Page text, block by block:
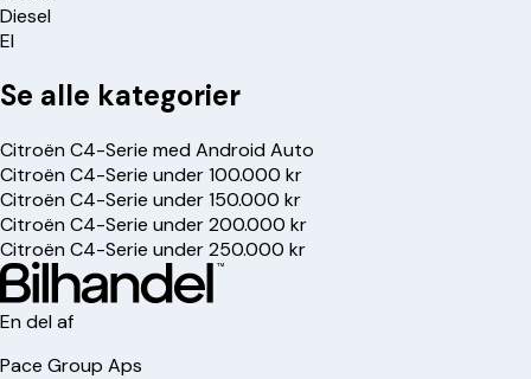
Diesel
El
Se alle kategorier
Citroën C4-Serie med Android Auto
Citroën C4-Serie under 100.000 kr
Citroën C4-Serie under 150.000 kr
Citroën C4-Serie under 200.000 kr
Citroën C4-Serie under 250.000 kr
En del af
Pace Group Aps